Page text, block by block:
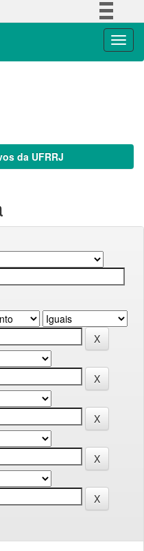
da UFRRJ